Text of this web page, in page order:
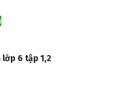
6 tập 1,2